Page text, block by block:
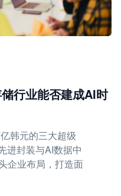
行业能否建成AI时
韩元的三大超级
进封装与AI数据中
企业布局，打造面